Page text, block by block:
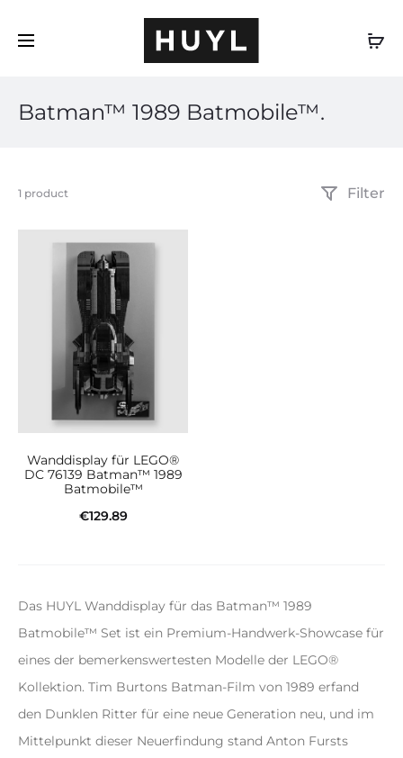
Batman™ 1989 Batmobile™.
1 product
wird
angezeigt
Filter
Wanddisplay für LEGO®
DC 76139 Batman™ 1989
Batmobile™
€129.89
Das HUYL Wanddisplay für das Batman™ 1989
Batmobile™ Set ist ein Premium-Handwerk-Showcase für
eines der bemerkenswertesten Modelle der LEGO®
Kollektion. Tim Burtons Batman-Film von 1989 erfand
den Dunklen Ritter für eine neue Generation neu, und im
Mittelpunkt dieser Neuerfindung stand Anton Fursts